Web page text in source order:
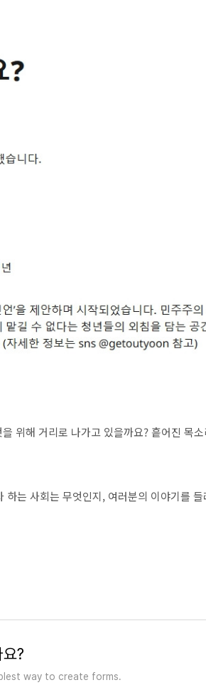
위해 거리로 나가고 있을까요? 흩어진 목
는 사회는 무엇인지, 여러분의 이야기를 들
?
way to create forms.